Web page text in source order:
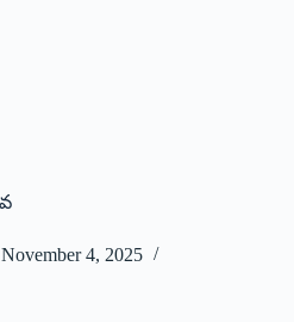
November 4, 2025